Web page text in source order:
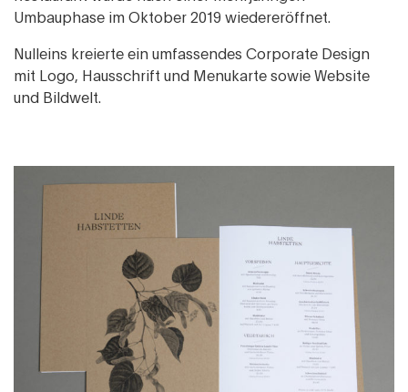
Umbauphase im Oktober 2019 wiedereröffnet.
Nulleins kreierte ein umfassendes Corporate Design
mit Logo, Hausschrift und Menukarte sowie Website
und Bildwelt.